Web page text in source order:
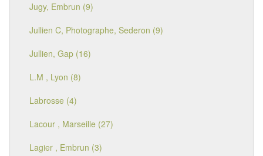
Jugy, Embrun (9)
Jullien C, Photographe, Sederon (9)
Jullien, Gap (16)
L.M , Lyon (8)
Labrosse (4)
Lacour , Marseille (27)
Lagier , Embrun (3)